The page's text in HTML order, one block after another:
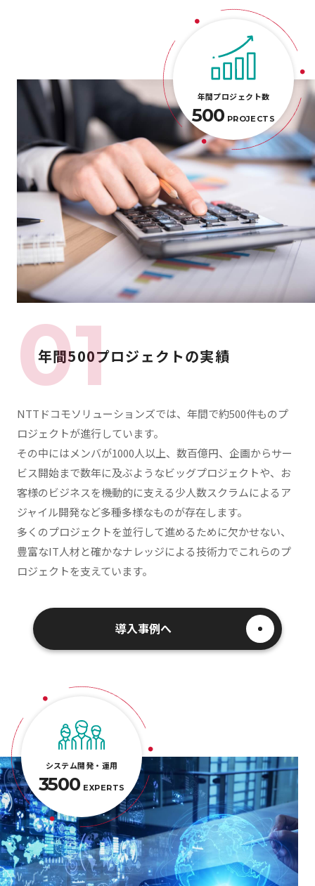
年間プロジェクト数
500 PROJECTS
年間500プロジェクトの実績
NTTドコモソリューションズでは、年間で約500件ものプ
ロジェクトが進行しています。
その中にはメンバが1000人以上、数百億円、企画からサー
ビス開始まで数年に及ぶようなビッグプロジェクトや、お
客様のビジネスを機動的に支える少人数スクラムによるア
ジャイル開発など多種多様なものが存在します。
多くのプロジェクトを並行して進めるために欠かせない、
豊富なIT人材と確かなナレッジによる技術力でこれらのプ
ロジェクトを支えています。
導入事例へ
システム開発・運用
3500 EXPERTS